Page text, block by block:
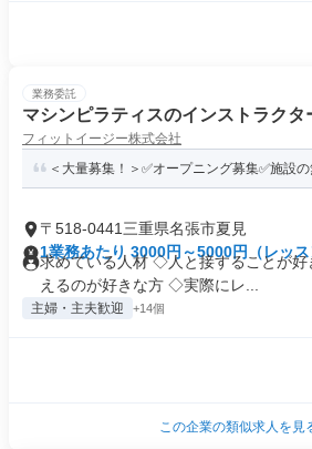
業務委託
マシンピラティスのインストラクタ
フィットイージー株式会社
＜大量募集！＞✅オープニング募集✅施設
〒518-0441三重県名張市夏見
1業務あたり 3000円～5000円（レッ
分）
求めている人材 ◇人と接することが
えるのが好きな方 ◇実際にレ...
主婦・主夫歓迎 +14個
この企業の類似求人を見